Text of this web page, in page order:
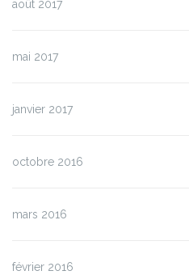
août 2017
mai 2017
janvier 2017
octobre 2016
mars 2016
février 2016